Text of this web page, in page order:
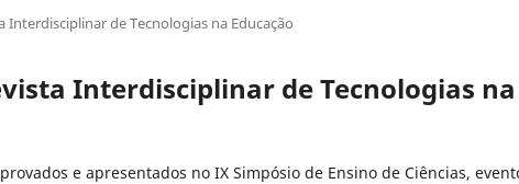
Interdisciplinar de Tecnologias na Educação
Interdisciplinar de Tecnologias na
e apresentados no IX Simpósio de Ensino de Ciências,